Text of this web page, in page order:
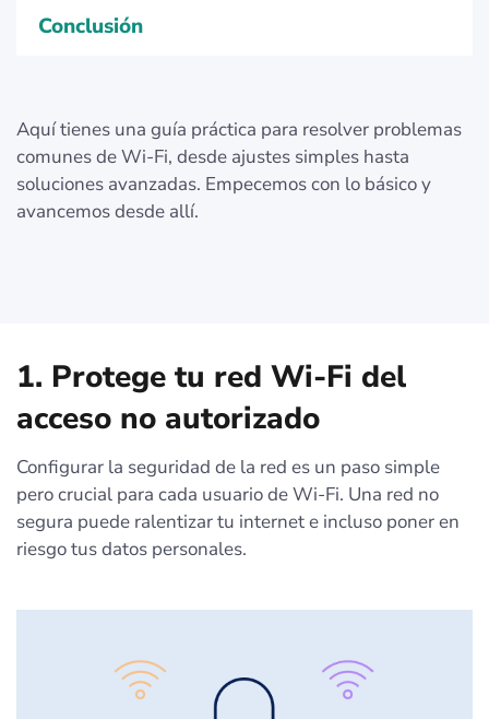
Conclusión
Aquí tienes una guía práctica para resolver problemas
comunes de Wi-Fi, desde ajustes simples hasta
soluciones avanzadas. Empecemos con lo básico y
avancemos desde allí.
1. Protege tu red Wi-Fi del
acceso no autorizado
Configurar la seguridad de la red es un paso simple
pero crucial para cada usuario de Wi-Fi. Una red no
segura puede ralentizar tu internet e incluso poner en
riesgo tus datos personales.